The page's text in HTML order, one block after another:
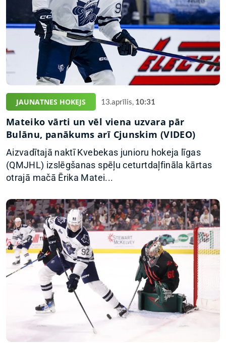
JAUNATNES HOKEJS 13.aprīlis, 10:31
Mateiko vārti un vēl viena uzvara pār
Bulānu, panākums arī Cjunskim (VIDEO)
Aizvadītajā naktī Kvebekas junioru hokeja līgas
(QMJHL) izslēgšanas spēļu ceturtdaļfināla kārtas
otrajā mačā Ērika Matei...